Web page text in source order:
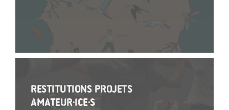
restitutions projets
amateur·ice·s